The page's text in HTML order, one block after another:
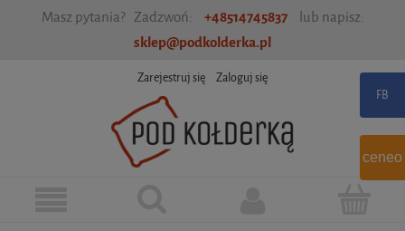
Masz pytania? Zadzwoń: +48514745837
lub napisz:
sklep@podkolderka.pl
Zarejestruj się Zaloguj się
ceneo